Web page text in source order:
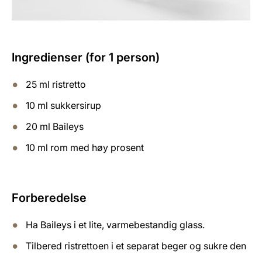
Ingredienser (for 1 person)
25 ml ristretto
10 ml sukkersirup
20 ml Baileys
10 ml rom med høy prosent
Forberedelse
Ha Baileys i et lite, varmebestandig glass.
Tilbered ristrettoen i et separat beger og sukre den